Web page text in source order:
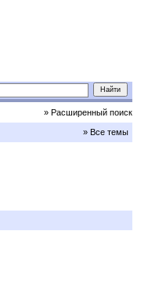
» Расширенный поиск
» Все темы